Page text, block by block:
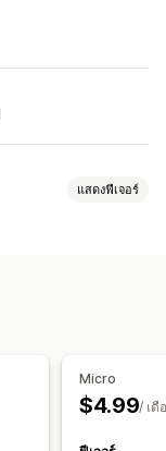
แสดงฟีเจอร์
Micro
$4.99/ เดื